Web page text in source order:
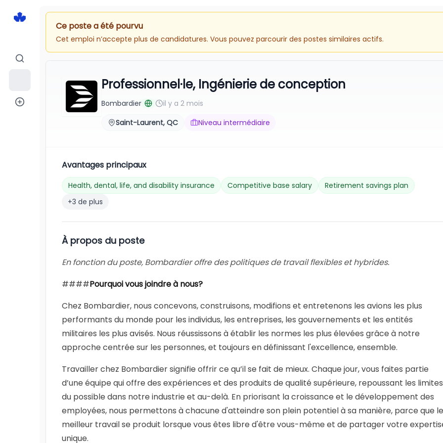
Ce poste a été pourvu
Cet emploi n’accepte plus de candidatures. Vous pouvez parcourir des postes similaires actifs.
Professionnel·le, Ingénierie de conception
Bombardier
il y a 2 mois
Saint-Laurent, QC
Niveau intermédiaire
Avantages principaux
Health, dental, life, and disability insurance Competitive base salary
Retirement savings plan
+3 de plus
À propos du poste
En fonction du poste, Bombardier offre des politiques de travail flexibles et hybrides.
####Pourquoi vous joindre à nous?
Chez Bombardier, nous concevons, construisons, modifions et entretenons les avions les plus
performants du monde pour les individus, les entreprises, les gouvernements et les entités
militaires les plus avisés. Nous réussissons à établir les normes les plus élevées grâce à notre
approche centrée sur les personnes, et toujours en définissant l'excellence, ensemble.
Travailler chez Bombardier signifie offrir ce qu’il se fait de mieux. Chaque jour, vous faites partie
d’une équipe qui offre des expériences et des produits de qualité supérieure, repoussant les limites
du possible dans notre industrie et au-delà. En priorisant la croissance et le développement des
employées, nous permettons à chacune d'atteindre son plein potentiel à sa manière, parce que le
meilleur travail se produit lorsque vous êtes libre d'être vous-même et de partager votre
unique.